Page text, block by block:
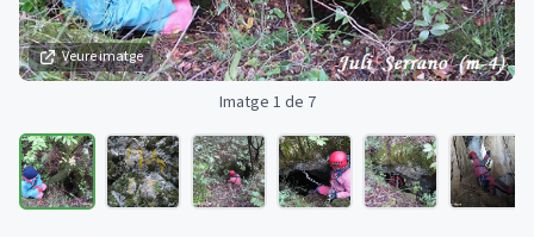
Veure imatge
Imatge 1 de 7